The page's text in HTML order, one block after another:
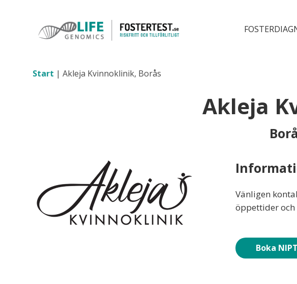
Start | Akleja Kvinnoklinik, Borås
Akleja
Vänligen
öppettider
Boka NIPT